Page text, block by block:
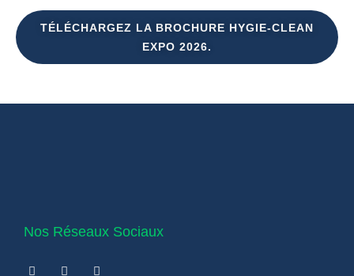
TÉLÉCHARGEZ LA BROCHURE HYGIE-CLEAN
EXPO 2026.
Nos Réseaux Sociaux